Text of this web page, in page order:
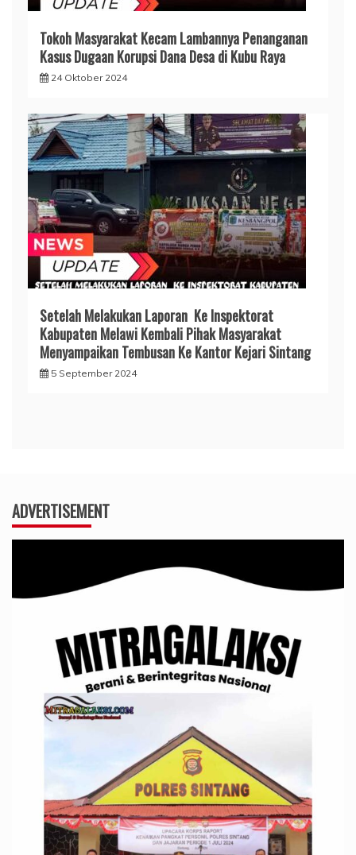
Tokoh Masyarakat Kecam Lambannya Penanganan
Kasus Dugaan Korupsi Dana Desa di Kubu Raya
24 Oktober 2024
Setelah Melakukan Laporan Ke Inspektorat
Kabupaten Melawi Kembali Pihak Masyarakat
Menyampaikan Tembusan Ke Kantor Kejari Sintang
5 September 2024
ADVERTISEMENT